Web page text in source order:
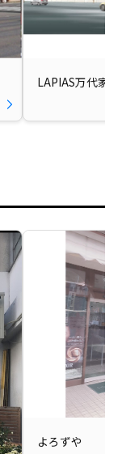
LAPIAS万代家
よろずや